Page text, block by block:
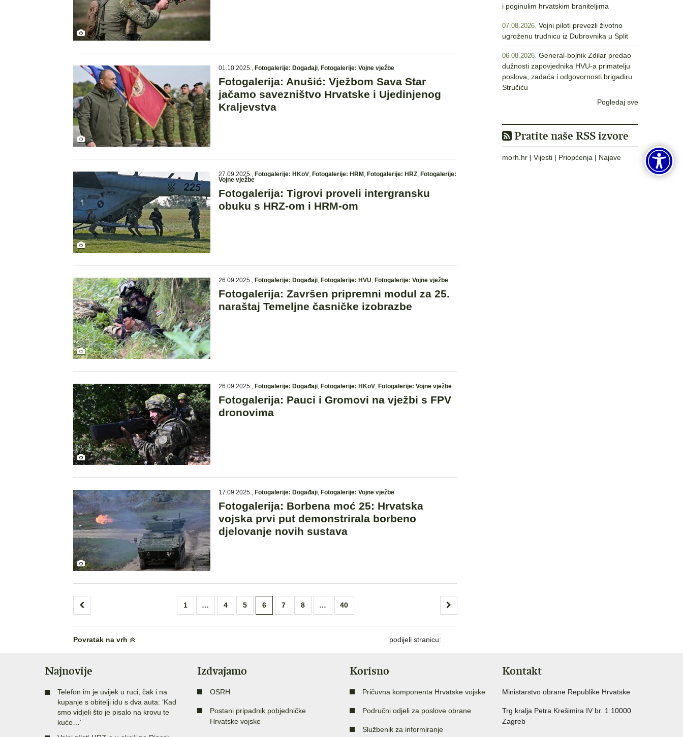
01.10.2025., Fotogalerije: Događaji, Fotogalerije: Vojne vježbe
Fotogalerija: Anušić: Vježbom Sava Star
jačamo savezništvo Hrvatske i Ujedinjenog
Kraljevstva
27.09.2025., Fotogalerije: HKoV, Fotogalerije: HRM , Fotogalerije: HRZ, Fotogalerije:
Vojne vježbe
Fotogalerija: Tigrovi proveli intergransku
obuku s HRZ-om i HRM-om
26.09.2025., Fotogalerije: Događaji, Fotogalerije: HVU, Fotogalerije: Vojne vježbe
Fotogalerija: Završen pripremni modul za 25.
naraštaj Temeljne časničke izobrazbe
26.09.2025., Fotogalerije: Događaji, Fotogalerije: HKoV, Fotogalerije: Vojne vježbe
Fotogalerija: Pauci i Gromovi na vježbi s FPV
dronovima
17.09.2025., Fotogalerije: Događaji, Fotogalerije: Vojne vježbe
Fotogalerija: Borbena moć 25: Hrvatska
vojska prvi put demonstrirala borbeno
djelovanje novih sustava
Brojevi
objava
1 … 4 5 6 7 8 … 40
Povratak na vrh podijeli stranicu:
i poginulim hrvatskim braniteljima
07.08.2026. Vojni piloti prevezli životno
ugroženu trudnicu iz Dubrovnika u Split
06.08.2026. General-bojnik Zdilar predao
dužnosti zapovjednika HVU-a primatelju
poslova, zadaća i odgovornosti brigadiru
Stručiću
Pogledaj sve
Pratite naše RSS izvore
morh.hr | Vijesti | Priopćenja | Najave
Najnovije
Telefon im je uvijek u ruci, čak i na
kupanje s obitelji idu s dva auta: ‘Kad
smo vidjeli što je pisalo na krovu te
kuće…‘
Izdvajamo
OSRH
Postani pripadnik pobjedničke
Hrvatske vojske
Korisno
Pričuvna komponenta Hrvatske vojske
Područni odjeli za poslove obrane
Službenik za informiranje
Kontakt
Ministarstvo obrane Republike Hrvatske
Trg kralja Petra Krešimira IV br. 1 10000
Zagreb